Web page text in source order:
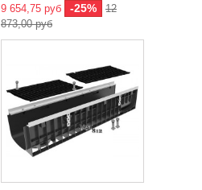
9 654,75 руб -25%
12
873,00 руб